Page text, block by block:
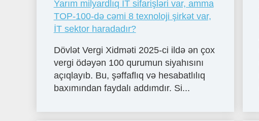
Yarım milyardlıq İT sifarişləri var, amma
TOP-100-də cəmi 8 texnoloji şirkət var,
İT sektor haradadır?
Dövlət Vergi Xidməti 2025-ci ildə ən çox
vergi ödəyən 100 qurumun siyahısını
açıqlayıb. Bu, şəffaflıq və hesabatlılıq
baxımından faydalı addımdır. Si...